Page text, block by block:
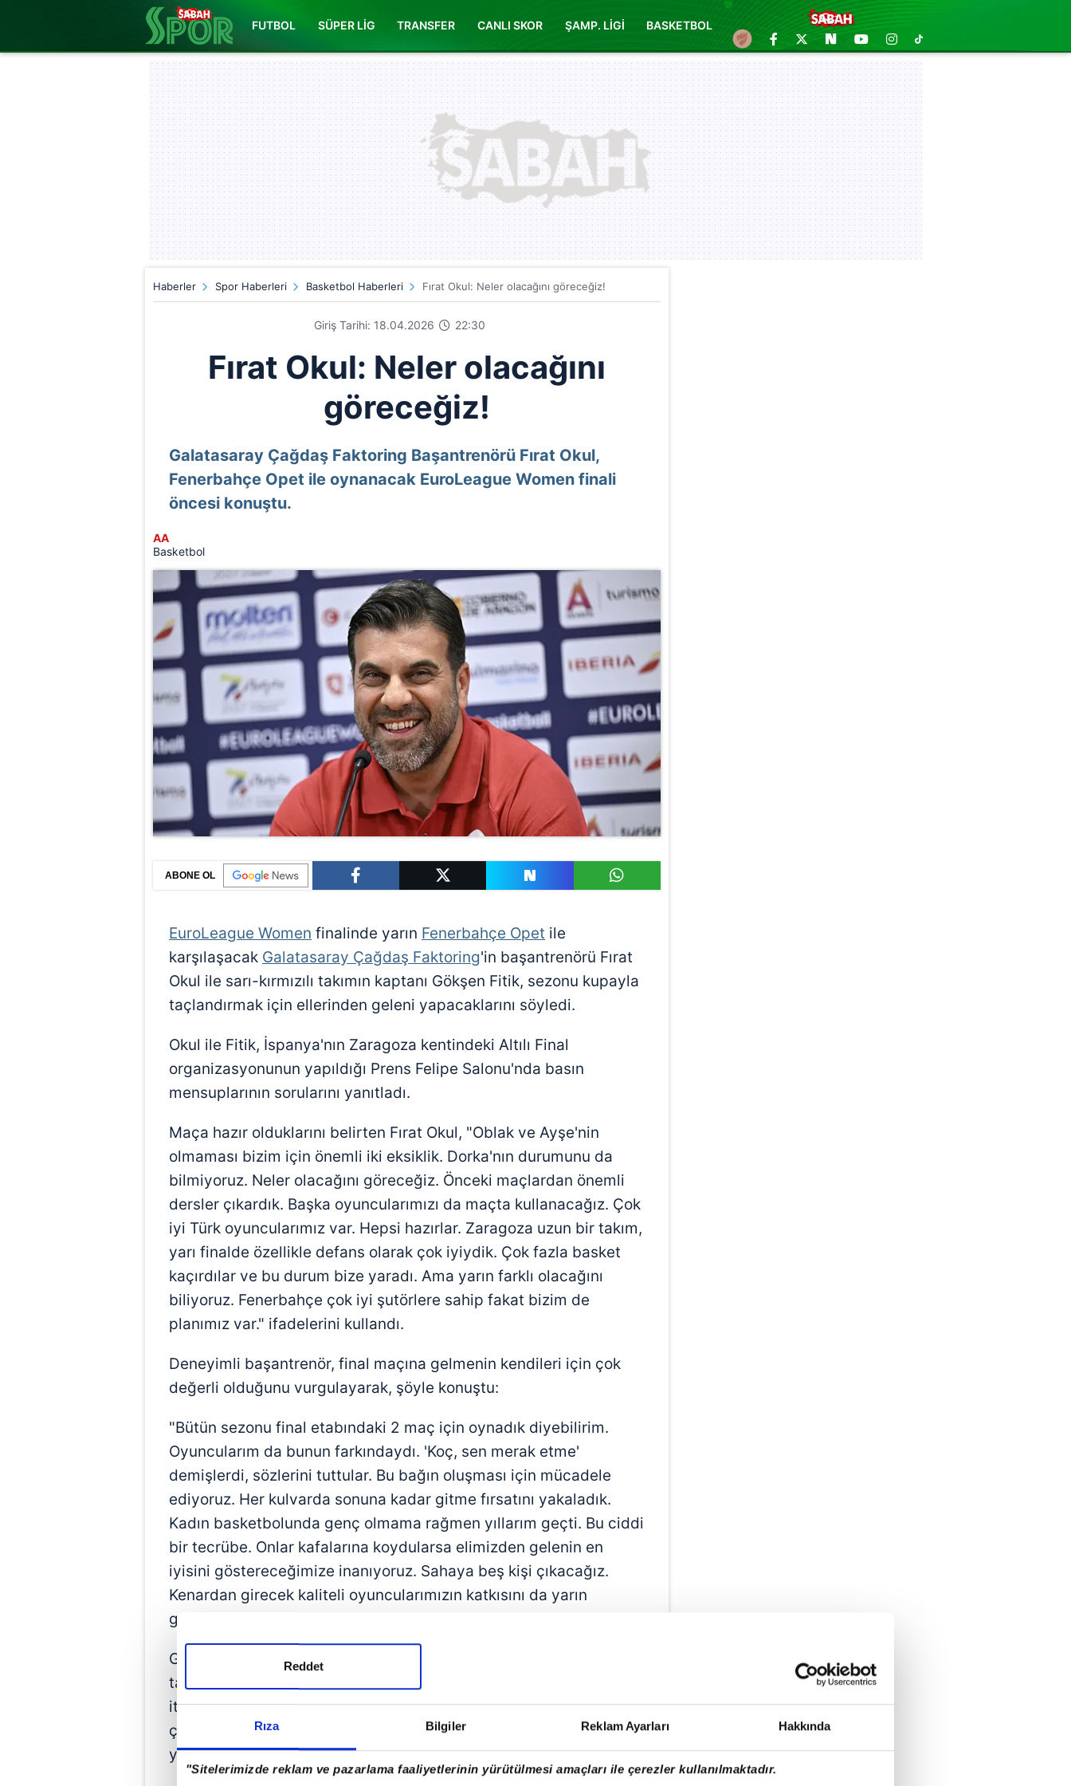
Rıza Bilgiler Reklam Ayarları Hakkında
"Sitelerimizde reklam ve pazarlama faaliyetlerinin yürütülmesi amaçları ile çerezler kullanılmaktadır.
Reddet
FUTBOL SÜPER LİG TRANSFER CANLI SKOR ŞAMP. LİGİ BASKETBOL
Haberler Spor Haberleri Basketbol Haberleri Fırat Okul: Neler olacağını göreceğiz!
Giriş Tarihi: 18.04.2026 22:30
Fırat Okul: Neler olacağını
göreceğiz!
Galatasaray Çağdaş Faktoring Başantrenörü Fırat Okul,
Fenerbahçe Opet ile oynanacak EuroLeague Women finali
öncesi konuştu.
AA
Basketbol
ABONE OL
EuroLeague Women finalinde yarın Fenerbahçe Opet ile
karşılaşacak Galatasaray Çağdaş Faktoring'in başantrenörü Fırat
Okul ile sarı-kırmızılı takımın kaptanı Gökşen Fitik, sezonu kupayla
taçlandırmak için ellerinden geleni yapacaklarını söyledi.
Okul ile Fitik, İspanya'nın Zaragoza kentindeki Altılı Final
organizasyonunun yapıldığı Prens Felipe Salonu'nda basın
mensuplarının sorularını yanıtladı.
Maça hazır olduklarını belirten Fırat Okul, "Oblak ve Ayşe'nin
olmaması bizim için önemli iki eksiklik. Dorka'nın durumunu da
bilmiyoruz. Neler olacağını göreceğiz. Önceki maçlardan önemli
dersler çıkardık. Başka oyuncularımızı da maçta kullanacağız. Çok
iyi Türk oyuncularımız var. Hepsi hazırlar. Zaragoza uzun bir takım,
yarı finalde özellikle defans olarak çok iyiydik. Çok fazla basket
kaçırdılar ve bu durum bize yaradı. Ama yarın farklı olacağını
biliyoruz. Fenerbahçe çok iyi şutörlere sahip fakat bizim de
planımız var." ifadelerini kullandı.
Deneyimli başantrenör, final maçına gelmenin kendileri için çok
değerli olduğunu vurgulayarak, şöyle konuştu:
"Bütün sezonu final etabındaki 2 maç için oynadık diyebilirim.
Oyuncularım da bunun farkındaydı. 'Koç, sen merak etme'
demişlerdi, sözlerini tuttular. Bu bağın oluşması için mücadele
ediyoruz. Her kulvarda sonuna kadar gitme fırsatını yakaladık.
Kadın basketbolunda genç olmama rağmen yıllarım geçti. Bu ciddi
bir tecrübe. Onlar kafalarına koydularsa elimizden gelenin en
iyisini göstereceğimize inanıyoruz. Sahaya beş kişi çıkacağız.
Kenardan girecek kaliteli oyuncularımızın katkısını da yarın
göreceğiz."
Galatasaray taraftarlarını salona davet eden Okul, "Sarı-kırmızılı
taraftarlar Avrupa'da kümeleşmiş durumda. Bizim için büyük bir
itici güç. Özellikle yabancı oyuncularımız önceki maçlarda bundan
çok etkilenmişlerdi. Umarım yine aynı şekilde bir taraftar
yoğunluğu olur." şeklinde görüş belirtti.